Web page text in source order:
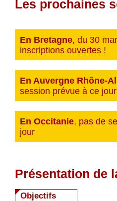
Les prochaines
En Bretagne, du 30
inscriptions ouvertes !
En Auvergne Rhône-
session prévue à ce jour
En Occitanie, pas de
jour
Présentation de
Objectifs